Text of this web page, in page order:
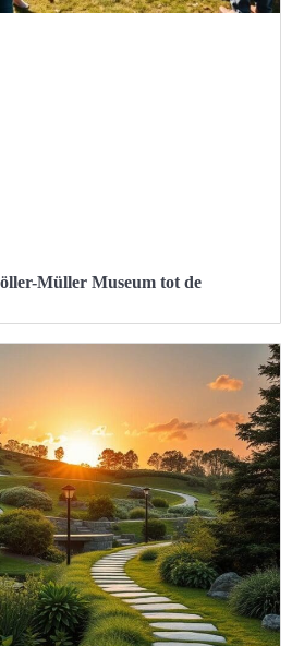
Müller Museum tot de